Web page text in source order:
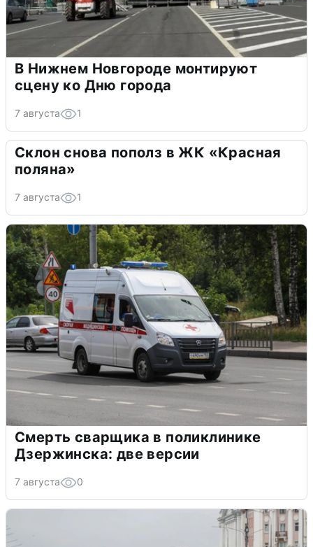
В Нижнем Новгороде монтируют
сцену ко Дню города
7 августа 1
Склон снова пополз в ЖК «Красная
поляна»
7 августа 1
Смерть сварщика в поликлинике
Дзержинска: две версии
7 августа 0